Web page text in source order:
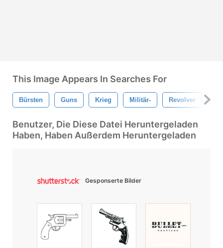
This Image Appears In Searches For
Bürsten Guns Krieg Militär- Revolver
Benutzer, Die Diese Datei Heruntergeladen
Haben, Haben Außerdem Heruntergeladen
Gesponserte Bilder